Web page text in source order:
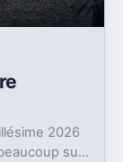
2026
sur